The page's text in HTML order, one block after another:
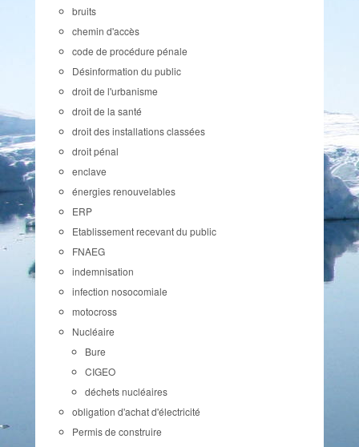
bruits
chemin d'accès
code de procédure pénale
Désinformation du public
droit de l'urbanisme
droit de la santé
droit des installations classées
droit pénal
enclave
énergies renouvelables
ERP
Etablissement recevant du public
FNAEG
indemnisation
infection nosocomiale
motocross
Nucléaire
Bure
CIGEO
déchets nucléaires
obligation d'achat d'électricité
Permis de construire